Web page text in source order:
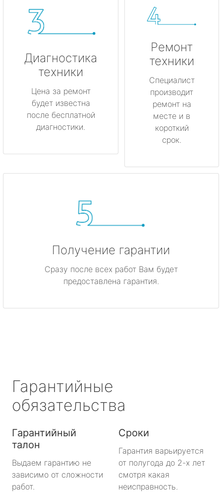
Диагностика
техники
Цена за ремонт
будет известна
после бесплатной
диагностики.
Ремонт
техники
Специалист
производит
ремонт на
месте и в
короткий
срок.
Получение гарантии
Сразу после всех работ Вам будет
предоставлена гарантия.
Гарантийные
обязательства
Гарантийный
талон
Выдаем гарантию не
зависимо от сложности
работ.
Сроки
Гарантия варьируется
от полугода до 2-х лет
смотря какая
неисправность.